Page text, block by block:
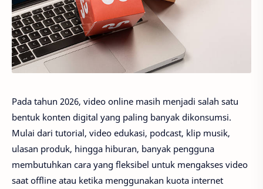
Pada tahun 2026, video online masih menjadi salah satu
bentuk konten digital yang paling banyak dikonsumsi.
Mulai dari tutorial, video edukasi, podcast, klip musik,
ulasan produk, hingga hiburan, banyak pengguna
membutuhkan cara yang fleksibel untuk mengakses video
saat offline atau ketika menggunakan kuota internet